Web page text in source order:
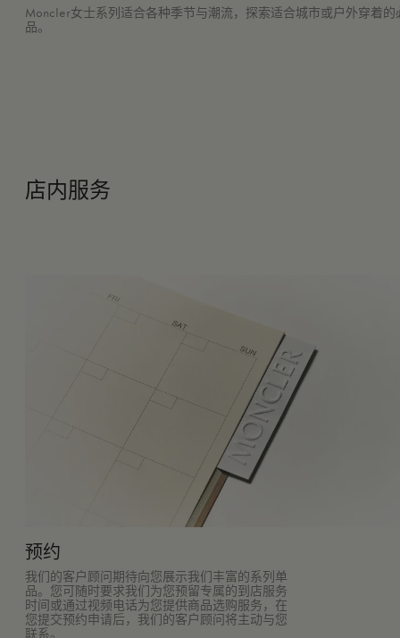
Moncler女士系列适合各种季节与潮流，探索适合城市或户外穿着的
品。
店内服务
预约
我们的客户顾问期待向您展示我们丰富的系列单
品。您可随时要求我们为您预留专属的到店服务
时间或通过视频电话为您提供商品选购服务，在
您提交预约申请后，我们的客户顾问将主动与您
联系。